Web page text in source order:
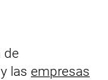
de
las empresas